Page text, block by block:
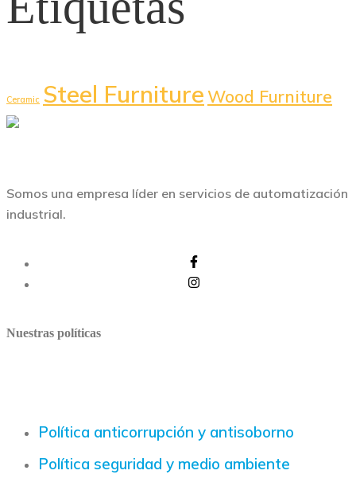
Ceramic Steel FurnitureWood Furniture
Somos una empresa líder en servicios de automatización
industrial.
Nuestras políticas
Política anticorrupción y antisoborno
Política seguridad y medio ambiente